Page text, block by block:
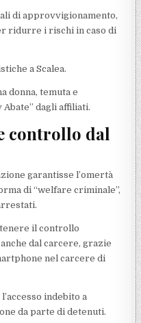
di approvvigionamento,
ridurre i rischi in caso di
a Scalea.
donna, temuta e
dagli affiliati.
controllo dal
garantisse l’omertà
di “welfare criminale”,
il controllo
dal carcere, grazie
nel carcere di
indebito a
da parte di detenuti.